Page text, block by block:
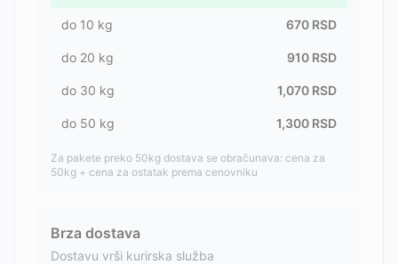
do 10 kg 670 RSD
do 20 kg 910 RSD
do 30 kg 1,070 RSD
do 50 kg 1,300 RSD
Za pakete preko 50kg dostava se obračunava: cena za
50kg + cena za ostatak prema cenovniku
Brza dostava
Dostavu vrši kurirska služba